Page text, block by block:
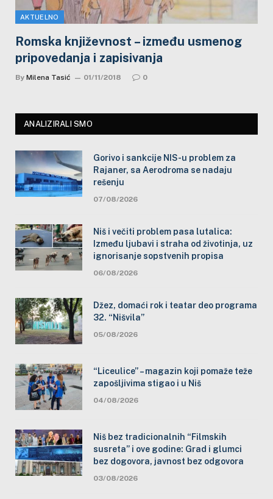
AKTUELNO
Romska književnost – između usmenog
pripovedanja i zapisivanja
By Milena Tasić 01/11/2018 0
ANALIZIRALI SMO
Gorivo i sankcije NIS-u problem za
Rajaner, sa Aerodroma se nadaju
rešenju
07/08/2026
Niš i večiti problem pasa lutalica:
Između ljubavi i straha od životinja, uz
ignorisanje sopstvenih propisa
06/08/2026
Džez, domaći rok i teatar deo programa
32. “Nišvila”
05/08/2026
“Liceulice” – magazin koji pomaže teže
zapošljivima stigao i u Niš
04/08/2026
Niš bez tradicionalnih “Filmskih
susreta” i ove godine: Grad i glumci
bez dogovora, javnost bez odgovora
03/08/2026